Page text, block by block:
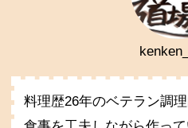
料理歴26年のベテラン調